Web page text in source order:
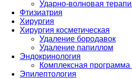
Ударно-волновая
Фтизиатрия
Хирургия
Хирургия косметическая
Удаление бородавок
Удаление папиллом
Эндокринология
Комплексная
Эпилептология